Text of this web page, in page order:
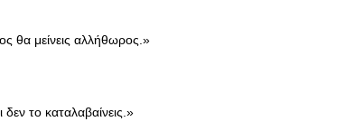
θα μείνεις αλλήθωρος.»
το καταλαβαίνεις.»